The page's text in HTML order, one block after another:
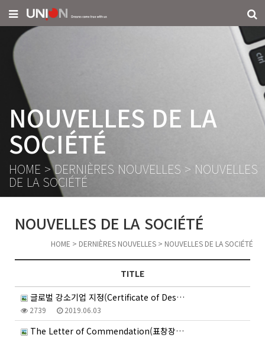
NOUVELLES DE LA
SOCIÉTÉ
HOME >DERNIÈRES NOUVELLES > NOUVELLES
DE LA SOCIÉTÉ
NOUVELLES DE LA SOCIÉTÉ
HOME > DERNIÈRES NOUVELLES > NOUVELLES DE LA SOCIÉTÉ
TITLE
글로벌 강소기업 지정(Certificate of Des…
2739 2019.06.03
The Letter of Commendation(표창장…